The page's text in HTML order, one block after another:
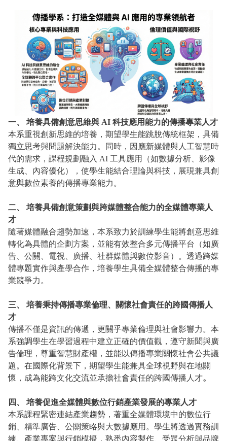
一、 培養具備創意思維與 AI 科技應用能力的傳播專業人才
本系重視創新思維的培養，期望學生能跳脫傳統框架，具備
獨立思考與問題解決能力。同時，因應新媒體與人工智慧時
代的需求，課程規劃融入 AI 工具應用（如數據分析、影像
生成、內容優化），使學生能結合理論與科技，展現兼具創
意與數位素養的傳播專業能力。
二、
培養具備創意策劃與跨媒體整合能力的全媒體專業人
才
隨著媒體融合趨勢加速，本系致力於訓練學生能將創意思維
轉化為具體的企劃方案，並能有效整合多元傳播平台（如廣
告、公關、電視、廣播、社群媒體與數位影音）。透過跨媒
體專題實作與產學合作，培養學生具備全媒體整合傳播的專
業競爭力。
三、
培養秉持傳播專業倫理、關懷社會責任的跨國傳播人
才
傳播不僅是資訊的傳遞，更關乎專業倫理與社會影響力。本
系強調學生在學習過程中建立正確的價值觀，遵守新聞與廣
告倫理，尊重智慧財產權，並能以傳播專業關懷社會公共議
題。在國際化背景下，期望學生能兼具全球視野與在地關
懷，成為能跨文化交流並承擔社會責任的跨國傳播人才。
四、
培養促進全媒體與數位行銷產業發展的專業人才
本系課程緊密連結產業趨勢，著重全媒體環境中的數位行
銷、精準廣告、公關策略與大數據應用。學生將透過實務訓
練、產業專案與行銷模擬，熟悉內容製作、受眾分析與品牌